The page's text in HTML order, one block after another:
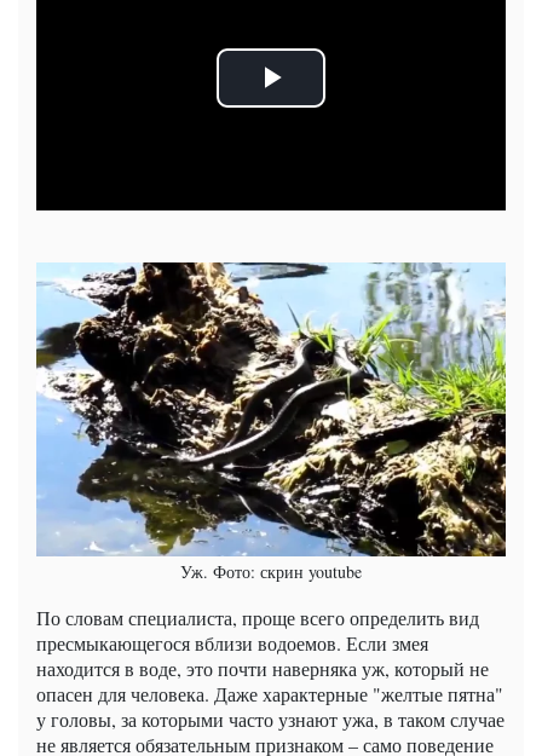
Уж. Фото: скрин youtube
По словам специалиста, проще всего определить вид
пресмыкающегося вблизи водоемов. Если змея
находится в воде, это почти наверняка уж, который не
опасен для человека. Даже характерные "желтые пятна"
у головы, за которыми часто узнают ужа, в таком случае
не является обязательным признаком – само поведение